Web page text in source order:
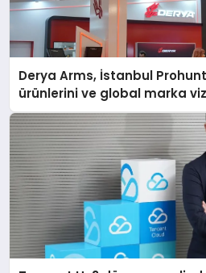
Derya Arms, İstanbul
ürünlerini ve global marka